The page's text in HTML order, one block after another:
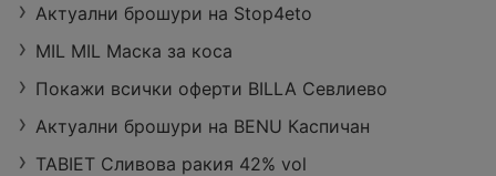
Актуални брошури на Stop4eto
MIL MIL Маска за коса
Покажи всички оферти BILLA Севлиево
Актуални брошури на BENU Каспичан
TABIET Сливова ракия 42% vol